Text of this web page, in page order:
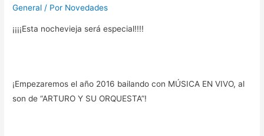
General / Por Novedades
¡¡¡¡Esta nochevieja será especial!!!!
¡Empezaremos el año 2016 bailando con MÚSICA EN VIVO, al
son de “ARTURO Y SU ORQUESTA”!